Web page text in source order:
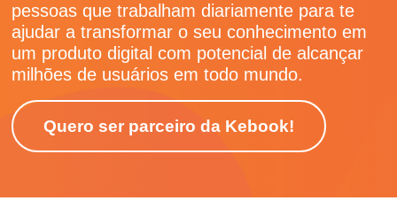
pessoas que trabalham diariamente para te
ajudar a transformar o seu conhecimento em
um produto digital com potencial de alcançar
milhões de usuários em todo mundo.
Quero ser parceiro da Kebook!